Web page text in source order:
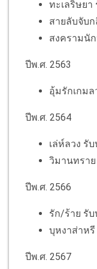
ทะเลริษย
สายลับจับ
สงครามนั
ปีพ.ศ. 2563
อุ้มรักเกม
ปีพ.ศ. 2564
เล่ห์ลวง รั
วิมานทรา
ปีพ.ศ. 2566
รัก/ร้าย รับ
บุหงาส่าห
ปีพ.ศ. 2567